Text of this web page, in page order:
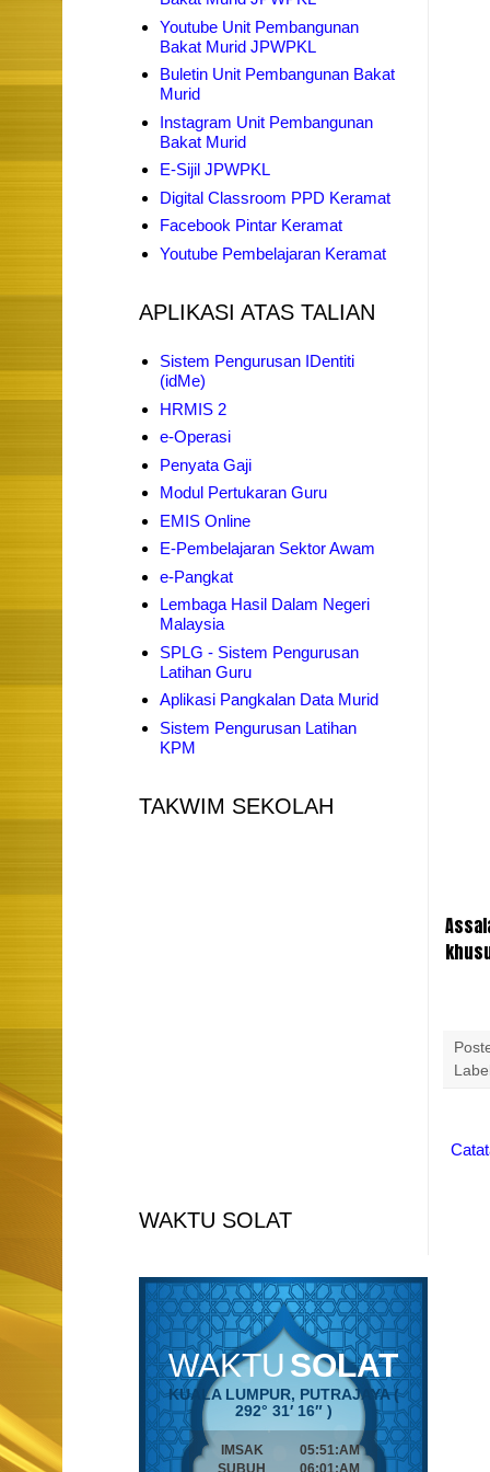
Youtube Unit Pembangunan
Bakat Murid JPWPKL
Buletin Unit Pembangunan Bakat
Murid
Instagram Unit Pembangunan
Bakat Murid
E-Sijil JPWPKL
Digital Classroom PPD Keramat
Facebook Pintar Keramat
Youtube Pembelajaran Keramat
APLIKASI ATAS TALIAN
Sistem Pengurusan IDentiti
(idMe)
HRMIS 2
e-Operasi
Penyata Gaji
Modul Pertukaran Guru
EMIS Online
E-Pembelajaran Sektor Awam
e-Pangkat
Lembaga Hasil Dalam Negeri
Malaysia
SPLG - Sistem Pengurusan
Latihan Guru
Aplikasi Pangkalan Data Murid
Sistem Pengurusan Latihan
KPM
TAKWIM SEKOLAH
WAKTU SOLAT